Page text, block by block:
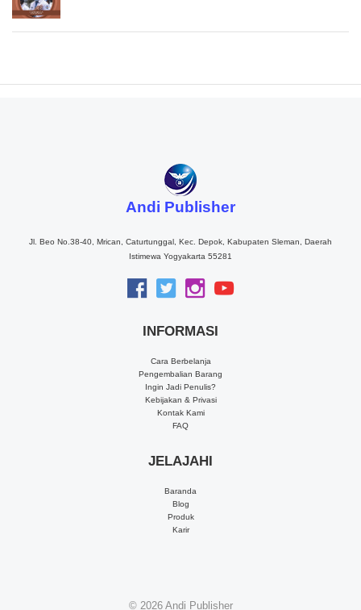
Andi Publisher
Jl. Beo No.38-40, Mrican, Caturtunggal, Kec. Depok, Kabupaten Sleman, Daerah
Istimewa Yogyakarta 55281
INFORMASI
Cara Berbelanja
Pengembalian Barang
Ingin Jadi Penulis?
Kebijakan & Privasi
Kontak Kami
FAQ
JELAJAHI
Baranda
Blog
Produk
Karir
© 2026 Andi Publisher